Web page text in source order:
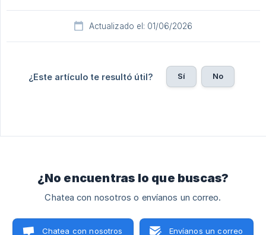
Actualizado el: 01/06/2026
¿Este artículo te resultó útil? Sí No
¿No encuentras lo que buscas?
Chatea con nosotros o envíanos un correo.
Chatea con nosotros Envíanos un correo